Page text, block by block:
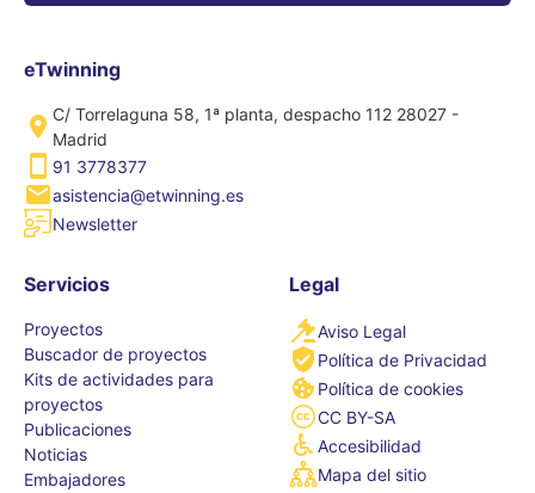
eTwinning
C/ Torrelaguna 58, 1ª planta, despacho 112 28027 -
Madrid
91 3778377
asistencia@etwinning.es
Newsletter
Servicios
Proyectos
Buscador de proyectos
Kits de actividades para
proyectos
Publicaciones
Noticias
Embajadores
Legal
Aviso Legal
Política de Privacidad
Política de cookies
CC BY-SA
Accesibilidad
Mapa del sitio